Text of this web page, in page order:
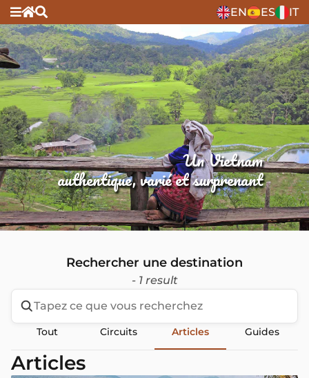
EN ES IT
Un Vietnam
authentique, varié et surprenant
Rechercher une destination
- 1 result
Tout Circuits Articles Guides
Articles